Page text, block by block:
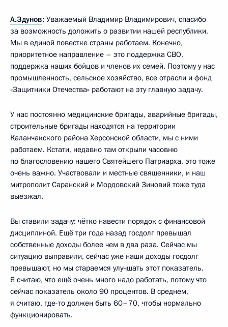
А.Здунов: Уважаемый Владимир Владимирович, спасибо
за возможность доложить о развитии нашей республики.
Мы в единой повестке страны работаем. Конечно,
приоритетное направление – это поддержка СВО,
поддержка наших бойцов и членов их семей. Поэтому у нас
промышленность, сельское хозяйство, все отрасли и фонд
«Защитники Отечества» работают на эту главную задачу.
У нас постоянно медицинские бригады, аварийные бригады,
строительные бригады находятся на территории
Каланчакского района Херсонской области, мы с ними
работаем. Кстати, недавно там открыли часовню
по благословению нашего Святейшего Патриарха, это тоже
очень важно. Участвовали и местные священники, и наш
митрополит Саранский и Мордовский Зиновий тоже туда
выезжал.
Вы ставили задачу: чётко навести порядок с финансовой
дисциплиной. Ещё три года назад госдолг превышал
собственные доходы более чем в два раза. Сейчас мы
ситуацию выправили, сейчас уже наши доходы госдолг
превышают, но мы стараемся улучшать этот показатель.
Я считаю, что ещё очень много надо работать, потому что
сейчас показатель около 90 процентов. В среднем,
я считаю, где-то должен быть 60–70, чтобы нормально
функционировать.